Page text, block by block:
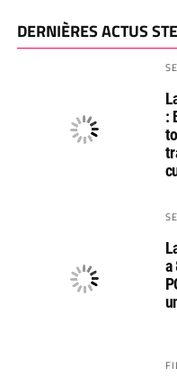
DERNIÈRES ACTUS
:
a